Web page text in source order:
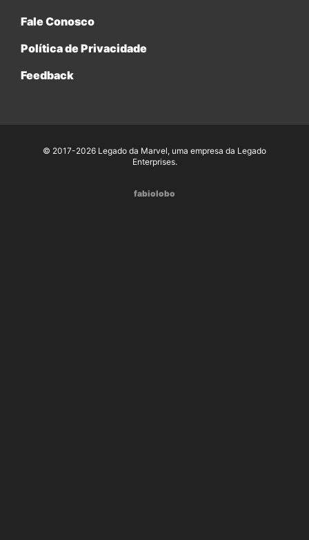
Fale Conosco
Política de Privacidade
Feedback
© 2017-2026 Legado da Marvel, uma empresa da Legado
Enterprises.
fabiolobo